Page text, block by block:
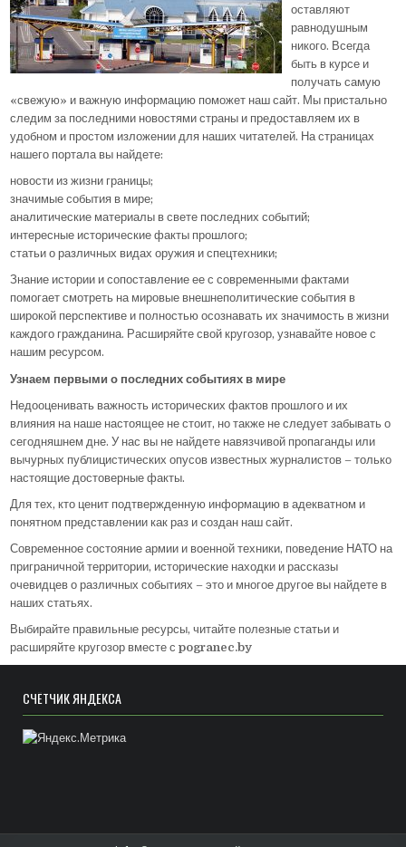
оставляют
равнодушным
никого. Всегда
быть в курсе и
получать самую
«свежую» и важную информацию поможет наш сайт. Мы пристально
следим за последними новостями страны и предоставляем их в
удобном и простом изложении для наших читателей. На страницах
нашего портала вы найдете:
новости из жизни границы;
значимые события в мире;
аналитические материалы в свете последних событий;
интересные исторические факты прошлого;
статьи о различных видах оружия и спецтехники;
Знание истории и сопоставление ее с современными фактами
помогает смотреть на мировые внешнеполитические события в
широкой перспективе и полностью осознавать их значимость в жизни
каждого гражданина. Расширяйте свой кругозор, узнавайте новое с
нашим ресурсом.
Узнаем первыми о последних событиях в мире
Недооценивать важность исторических фактов прошлого и их
влияния на наше настоящее не стоит, но также не следует забывать о
сегодняшнем дне. У нас вы не найдете навязчивой пропаганды или
вычурных публицистических опусов известных журналистов – только
настоящие достоверные факты.
Для тех, кто ценит подтвержденную информацию в адекватном и
понятном представлении как раз и создан наш сайт.
Современное состояние армии и военной техники, поведение НАТО на
приграничной территории, исторические находки и рассказы
очевидцев о различных событиях – это и многое другое вы найдете в
наших статьях.
Выбирайте правильные ресурсы, читайте полезные статьи и
расширяйте кругозор вместе сpogranec.by
СЧЁТЧИК ЯНДЕКСА